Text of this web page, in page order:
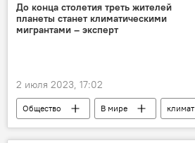
До конца столетия треть жителей
планеты станет климатическими
мигрантами – эксперт
2 июля 2023, 17:02
Общество В мире климат